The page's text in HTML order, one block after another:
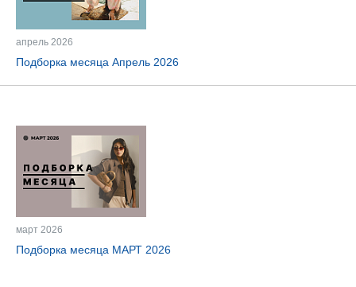
апрель 2026
Подборка месяца Апрель 2026
март 2026
Подборка месяца МАРТ 2026